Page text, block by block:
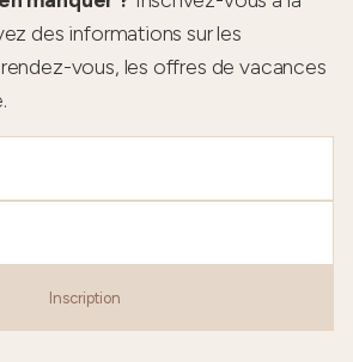
des informations sur les
vous, les offres de vacances
Inscription